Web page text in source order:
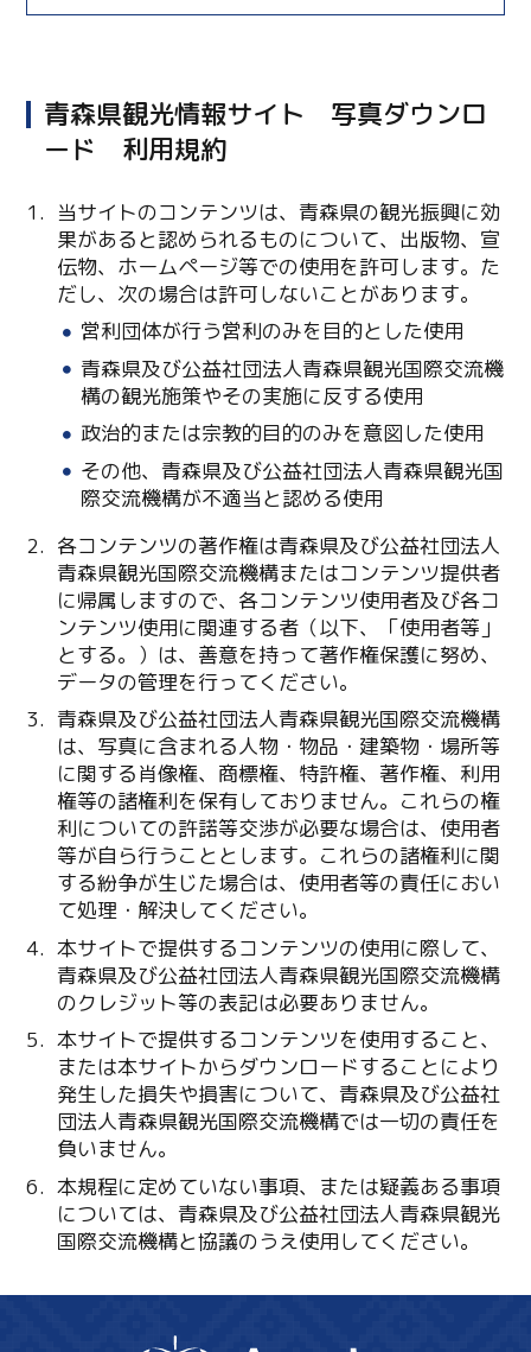
青森県観光情報サイト 写真ダウンロ
ード 利用規約
当サイトのコンテンツは、青森県の観光振興に効
果があると認められるものについて、出版物、宣
伝物、ホームページ等での使用を許可します。た
だし、次の場合は許可しないことがあります。
営利団体が行う営利のみを目的とした使用
青森県及び公益社団法人青森県観光国際交流機
構の観光施策やその実施に反する使用
政治的または宗教的目的のみを意図した使用
その他、青森県及び公益社団法人青森県観光国
際交流機構が不適当と認める使用
各コンテンツの著作権は青森県及び公益社団法人
青森県観光国際交流機構またはコンテンツ提供者
に帰属しますので、各コンテンツ使用者及び各コ
ンテンツ使用に関連する者（以下、「使用者等」
とする。）は、善意を持って著作権保護に努め、
データの管理を行ってください。
青森県及び公益社団法人青森県観光国際交流機構
は、写真に含まれる人物・物品・建築物・場所等
に関する肖像権、商標権、特許権、著作権、利用
権等の諸権利を保有しておりません。これらの権
利についての許諾等交渉が必要な場合は、使用者
等が自ら行うこととします。これらの諸権利に関
する紛争が生じた場合は、使用者等の責任におい
て処理・解決してください。
本サイトで提供するコンテンツの使用に際して、
青森県及び公益社団法人青森県観光国際交流機構
のクレジット等の表記は必要ありません。
本サイトで提供するコンテンツを使用すること、
または本サイトからダウンロードすることにより
発生した損失や損害について、青森県及び公益社
団法人青森県観光国際交流機構では一切の責任を
負いません。
本規程に定めていない事項、または疑義ある事項
については、青森県及び公益社団法人青森県観光
国際交流機構と協議のうえ使用してください。
Twitter
Facebook
Line
Copy URL